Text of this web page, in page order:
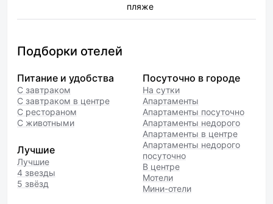
пляже
Подборки отелей
Питание и удобства
С завтраком
С завтраком в центре
С рестораном
С животными
Лучшие
Лучшие
4 звезды
5 звёзд
Посуточно в городе
На сутки
Апартаменты
Апартаменты посуточно
Апартаменты недорого
Апартаменты в центре
Апартаменты недорого
посуточно
В центре
Мотели
Мини-отели